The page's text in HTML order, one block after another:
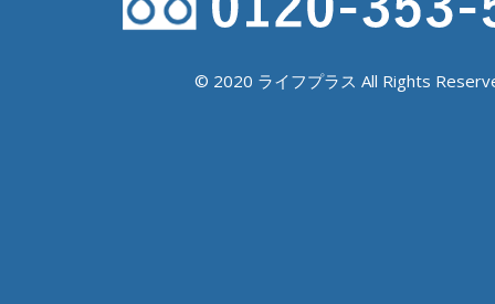
© 2020 ライフプラス All Rights